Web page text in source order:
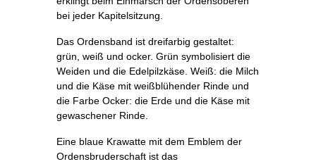
bei jeder Kapitelsitzung.
Das Ordensband ist dreifarbig gestaltet:
grün, weiß und ocker. Grün symbolisiert die
Weiden und die Edelpilzkäse. Weiß: die Milch
und die Käse mit weißblühender Rinde und
die Farbe Ocker: die Erde und die Käse mit
gewaschener Rinde.
Eine blaue Krawatte mit dem Emblem der
Ordensbruderschaft ist das